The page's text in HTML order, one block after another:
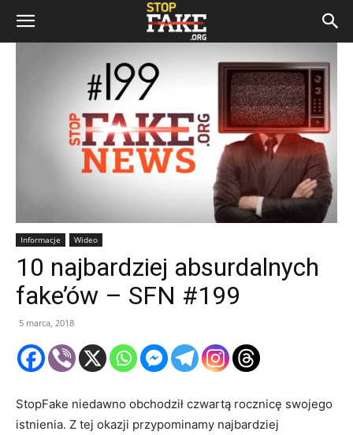
Informacje Wideo
10 najbardziej absurdalnych
fake’ów – SFN #199
5 marca, 2018
StopFake niedawno obchodził czwartą rocznicę swojego
istnienia. Z tej okazji przypominamy najbardziej